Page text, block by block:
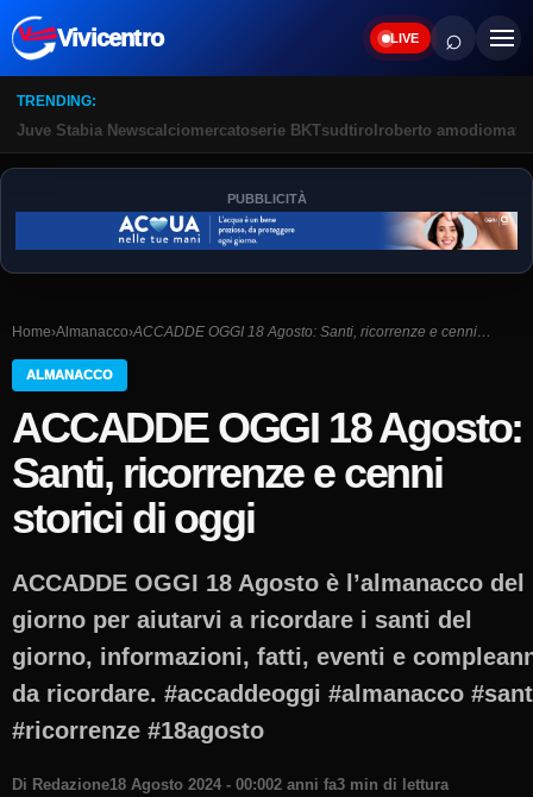
Vivicentro LIVE ⌕
TRENDING:
Juve Stabia Newscalciomercatoserie BKTsudtirol roberto amodio
PUBBLICITÀ
Home›Almanacco›ACCADDE OGGI 18 Agosto: Santi, ricorrenze e cenni…
ALMANACCO
ACCADDE OGGI 18 Agosto:
Santi, ricorrenze e cenni
storici di oggi
ACCADDE OGGI 18 Agosto è l’almanacco del
giorno per aiutarvi a ricordare i santi del
giorno, informazioni, fatti, eventi e
da ricordare. #accaddeoggi #almanacco
#ricorrenze #18agosto
Di Redazione18 Agosto 2024 - 00:002 anni fa3 min di lettura